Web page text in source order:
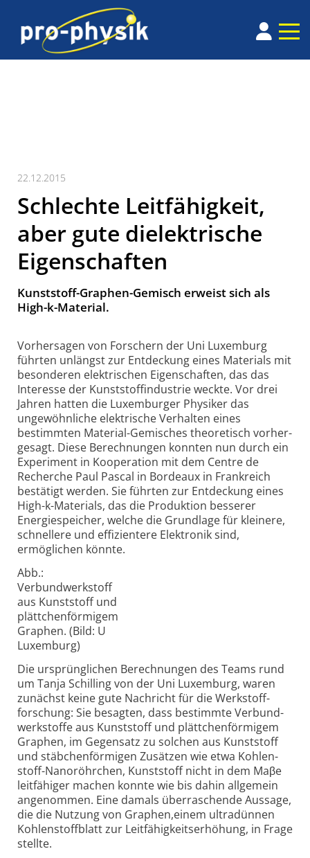
22.12.2015
Schlechte Leitfähigkeit,
aber gute dielektrische
Eigenschaften
Kunststoff-Graphen-Gemisch erweist sich als
High-k-Material.
Vorhersagen von Forschern der Uni Luxemburg
führten unlängst zur Entdeckung eines Materials mit
besonderen elektrischen Eigen­schaften, das das
Interesse der Kunst­stoff­industrie weckte. Vor drei
Jahren hatten die Luxem­burger Physiker das
ungewöhnliche elektrische Verhalten eines
bestimmten Material-Gemisches theoretisch vorher­
gesagt. Diese Berechnungen konnten nun durch ein
Experiment in Kooperation mit dem Centre de
Recherche Paul Pascal in Bordeaux in Frankreich
bestätigt werden. Sie führten zur Entdeckung eines
High-k-Materials, das die Produktion besserer
Energie­speicher, welche die Grundlage für kleinere,
schnellere und effizientere Elektronik sind,
ermöglichen könnte.
Abb.:
Verbundwerkstoff
aus Kunststoff und
plättchenförmigem
Graphen. (Bild: U
Luxemburg)
Die ursprünglichen Berechnungen des Teams rund
um Tanja Schilling von der Uni Luxemburg, waren
zunächst keine gute Nachricht für die Werkstoff­
forschung: Sie besagten, dass bestimmte Verbund­
werk­stoffe aus Kunststoff und plättchen­förmigem
Graphen, im Gegensatz zu solchen aus Kunststoff
und stäbchen­förmigen Zusätzen wie etwa Kohlen­
stoff-Nano­röhrchen, Kunststoff nicht in dem Maβe
leit­fähiger machen konnte wie bis dahin allgemein
angenommen. Eine damals über­raschende Aussage,
die die Nutzung von Graphen,einem ultra­dünnen
Kohlen­stoff­blatt zur Leit­fähigkeits­erhöhung, in Frage
stellte.